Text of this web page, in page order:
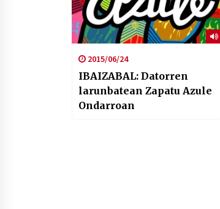
2015/06/24
IBAIZABAL: Datorren
larunbatean Zapatu Azule
Ondarroan